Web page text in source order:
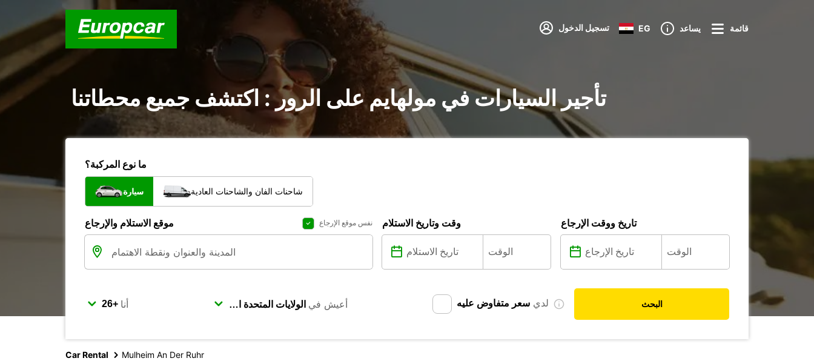
تسجيل الدخول EG يساعد قائمة
تأجير السيارات في مولهايم على الرور : اكتشف جميع محطاتنا
ما نوع المركبة؟
سيارة شاحنات الفان والشاحنات العادية
موقع الاستلام والإرجاع نفس موقع الإرجاع وقت وتاريخ الاستلام تاريخ ووقت الإرجاع
أنا أعيش في لدي سعر متفاوض عليه البحث
Car Rental Mulheim An Der Ruhr